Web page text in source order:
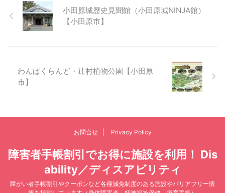
小田原城歴史見聞館（小田原城NINJA館）
【小田原市】
わんぱくらんど・辻村植物公園【小田原
市】
お問合せ Privacy Policy
障害者手帳割引でお得に施設を利用！ Dis
ability／ディスアビリティ
障がい者手帳割引やクーポンなど各種減免制度のある施設やバリアフリー情